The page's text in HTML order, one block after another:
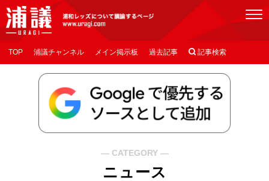
[浦議]浦和レッズについて議論するページ
TOP 浦議チャンネル メイン掲示板 過去記事  記事検索
― CATEGORY ―
ニュース